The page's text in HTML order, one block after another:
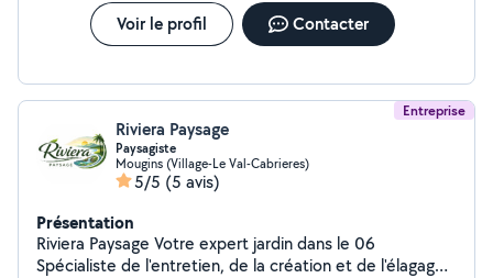
Voir le profil Contacter
Entreprise
Riviera Paysage
Paysagiste
Mougins (Village-Le Val-Cabrieres)
5/5 (5 avis)
Présentation
Riviera Paysage Votre expert jardin dans le 06
Spécialiste de l'entretien, de la création et de l'élagage,